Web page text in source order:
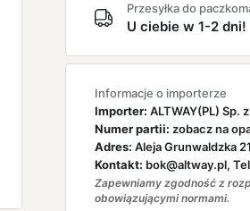
Przesyłka do
U ciebie w 1-2 dni!
Informacje o importerze
Importer: ALTWAY(PL) Sp.
Numer partii: zobacz na
Adres: Aleja Grunwaldzka
Kontakt: bok@altway.pl,
Zapewniamy zgodność z
obowiązującymi normami.